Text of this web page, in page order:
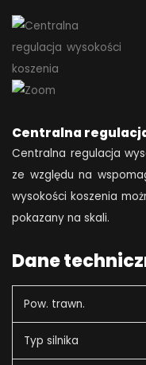
Centralna
Centralna regulacja
ze względu na
wysokości koszenia
pokazany na skali.
Dane
Pow. trawn.
Typ silnika